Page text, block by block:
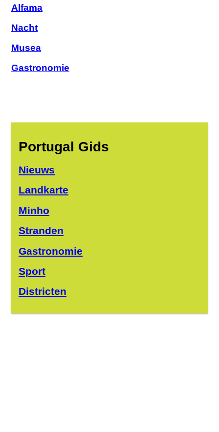
Alfama
Nacht
Musea
Gastronomie
Portugal Gids
Nieuws
Landkarte
Minho
Stranden
Gastronomie
Sport
Districten